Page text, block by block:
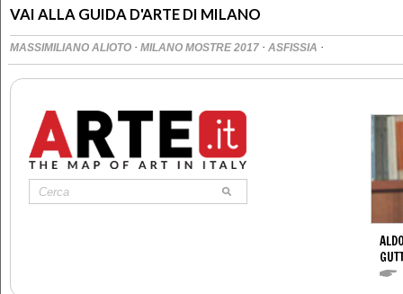
VAI ALLA GUIDA D'ARTE DI MILANO
MASSIMILIANO ALIOTO · MILANO MOSTRE 2017 · ASFISSIA ·